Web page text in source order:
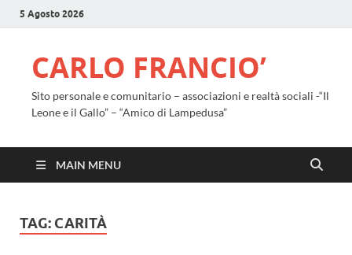
5 Agosto 2026
CARLO FRANCIO’
Sito personale e comunitario – associazioni e realtà sociali -“Il
Leone e il Gallo” – “Amico di Lampedusa”
MAIN MENU
TAG: CARITÀ